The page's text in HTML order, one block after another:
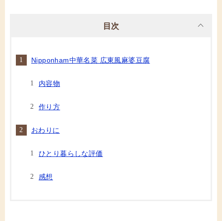
目次
Nipponham中華名菜 広東風麻婆豆腐
内容物
作り方
おわりに
ひとり暮らしな評価
感想